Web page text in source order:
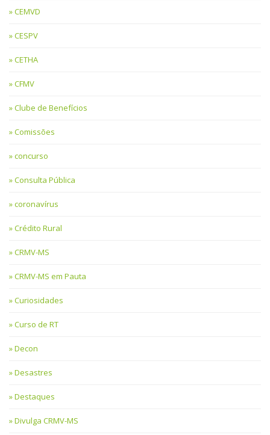
CEMVD
CESPV
CETHA
CFMV
Clube de Benefícios
Comissões
concurso
Consulta Pública
coronavírus
Crédito Rural
CRMV-MS
CRMV-MS em Pauta
Curiosidades
Curso de RT
Decon
Desastres
Destaques
Divulga CRMV-MS